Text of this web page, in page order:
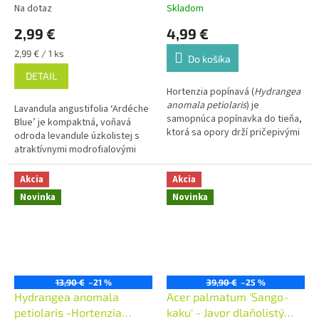
Na dotaz
2,99 €
Jednotková
cena:
2,99 € / 1 ks
DETAIL
Lavandula angustifolia ‘Ardéche
Blue’ je kompaktná, voňavá
odroda levandule úzkolistej s
atraktívnymi modrofialovými
kvetmi a striebristo-
sivozeleným olistením.
Skladom
4,99 €
Do košíka
Hortenzia popínavá (Hydrangea
anomala petiolaris) je
samopnúca popínavka do tieňa,
ktorá sa opory drží pričepivými
chocholíkmi širokými okolo 20
cm.
Akcia
Novinka
13,90 € –21 %
Hydrangea anomala
petiolaris -Hortenzia
Akcia
Novinka
39,90 € –25 %
Acer palmatum 'Sango-
kaku' - Javor dlaňolistý